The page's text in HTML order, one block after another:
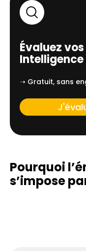
Évaluez
➝ Gratuit, sans
Pourquoi
s’impose